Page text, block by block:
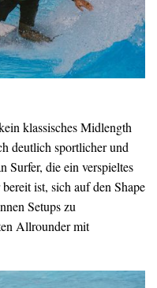
klassisches Midlength
deutlich sportlicher und
Surfer, die ein verspieltes
ist, sich auf den Shape
Setups zu
Allrounder mit